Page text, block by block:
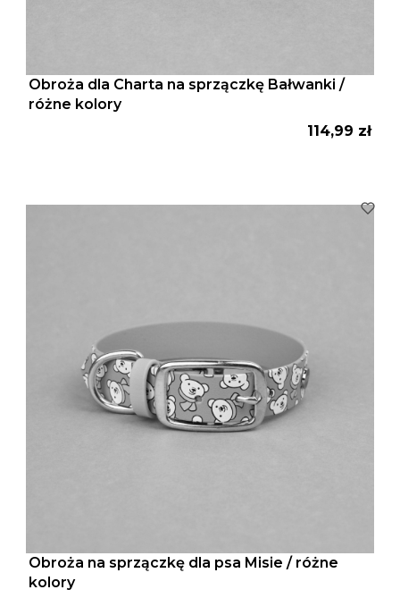
Obroża dla Charta na sprzączkę Bałwanki /
różne kolory
Cena
114,99 zł
Obroża na sprzączkę dla psa Misie / różne
kolory